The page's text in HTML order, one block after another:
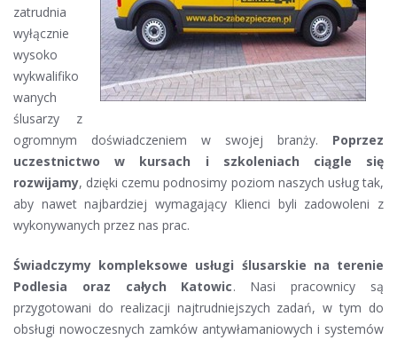
zatrudnia
wyłącznie
wysoko
wykwalifiko
wanych
ślusarzy z
ogromnym doświadczeniem w swojej branży. Poprzez
uczestnictwo w kursach i szkoleniach ciągle się
rozwijamy, dzięki czemu podnosimy poziom naszych usług tak,
aby nawet najbardziej wymagający Klienci byli zadowoleni z
wykonywanych przez nas prac.
Świadczymy kompleksowe usługi ślusarskie na terenie
Podlesia oraz całych Katowic. Nasi pracownicy są
przygotowani do realizacji najtrudniejszych zadań, w tym do
obsługi nowoczesnych zamków antywłamaniowych i systemów